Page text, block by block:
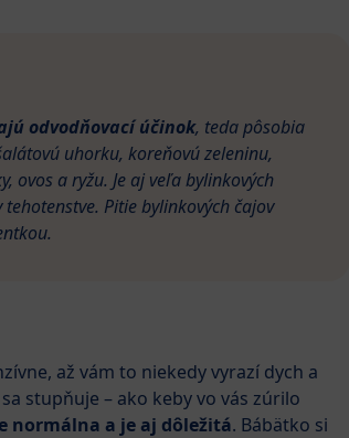
odvodňovací účinok, teda pôsobia
uhorku, koreňovú zeleninu,
ovos a ryžu. Je aj veľa bylinkových
Pitie bylinkových čajov
až vám to niekedy vyrazí dych a
stupňuje – ako keby vo vás zúrilo
normálna a je aj dôležitá. Bábätko si